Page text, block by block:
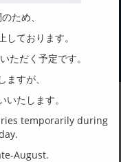
ため、
ております。
ただく予定です。
すが、
たします。
temporarily during
August.